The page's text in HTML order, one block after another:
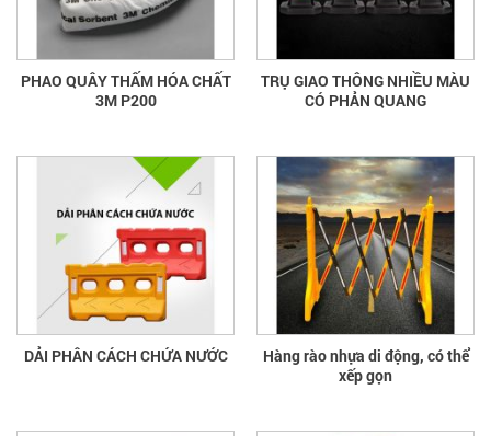
PHAO QUÂY THẤM HÓA CHẤT
3M P200
TRỤ GIAO THÔNG NHIỀU MÀU
CÓ PHẢN QUANG
DẢI PHÂN CÁCH CHỨA NƯỚC
Hàng rào nhựa di động, có thể
xếp gọn